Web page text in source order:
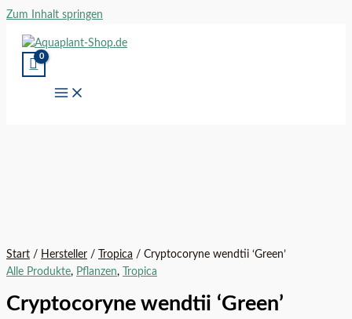
Zum Inhalt springen
Start / Hersteller / Tropica / Cryptocoryne wendtii ‘Green’
Alle Produkte, Pflanzen, Tropica
Cryptocoryne wendtii ‘Green’